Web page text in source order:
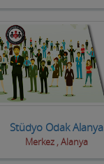
Stüdyo Odak Alanya
Merkez , Alanya